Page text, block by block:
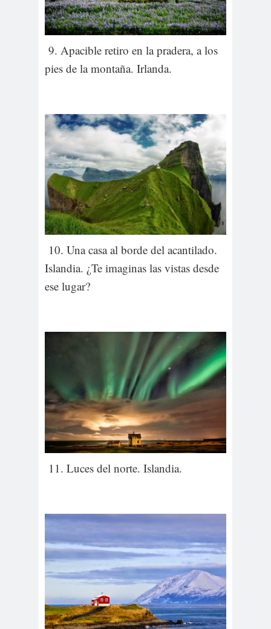
9. Apacible retiro en la pradera, a los
pies de la montaña. Irlanda.
10. Una casa al borde del acantilado.
Islandia. ¿Te imaginas las vistas desde
ese lugar?
11. Luces del norte. Islandia.